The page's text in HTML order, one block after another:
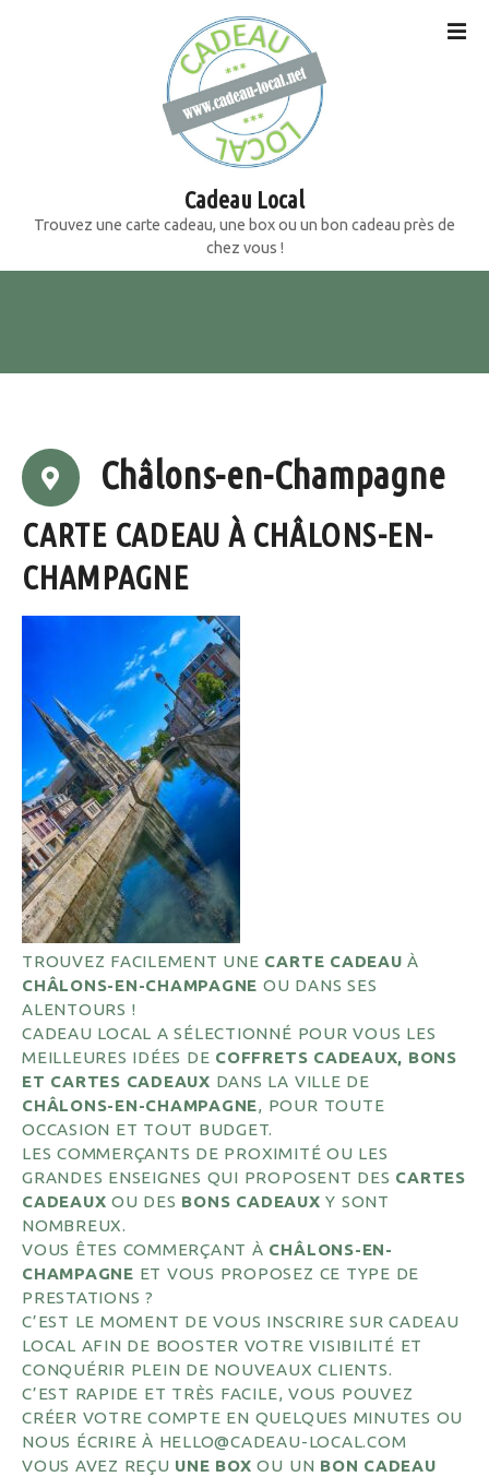
e
Cadeau Local
Trouvez une carte cadeau, une box ou un bon cadeau près de
chez vous !
Châlons-en-Champagne
CARTE CADEAU À CHÂLONS-EN-
CHAMPAGNE
TROUVEZ FACILEMENT UNE CARTE CADEAU À
CHÂLONS-EN-CHAMPAGNE OU DANS SES
ALENTOURS !
CADEAU LOCAL A SÉLECTIONNÉ POUR VOUS LES
MEILLEURES IDÉES DE COFFRETS CADEAUX, BONS
ET CARTES CADEAUX DANS LA VILLE DE
CHÂLONS-EN-CHAMPAGNE, POUR TOUTE
OCCASION ET TOUT BUDGET.
LES COMMERÇANTS DE PROXIMITÉ OU LES
GRANDES ENSEIGNES QUI PROPOSENT DES CARTES
CADEAUX OU DES BONS CADEAUXY SONT
NOMBREUX.
VOUS ÊTES COMMERÇANT À CHÂLONS-EN-
CHAMPAGNE ET VOUS PROPOSEZ CE TYPE DE
PRESTATIONS ?
C’EST LE MOMENT DE VOUS INSCRIRE SUR CADEAU
LOCAL AFIN DE BOOSTER VOTRE VISIBILITÉ ET
CONQUÉRIR PLEIN DE NOUVEAUX CLIENTS.
C’EST RAPIDE ET TRÈS FACILE, VOUS POUVEZ
CRÉER VOTRE COMPTE EN QUELQUES MINUTES OU
NOUS ÉCRIRE À HELLO@CADEAU-LOCAL.COM
VOUS AVEZ REÇU UNE BOX OU UN BON CADEAU